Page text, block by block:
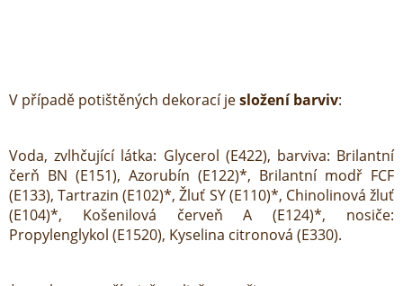
V případě potištěných dekorací jesložení barviv:
Voda, zvlhčující látka: Glycerol (E422), barviva: Brilantní
čerň BN (E151), Azorubín (E122)*, Brilantní modř FCF
(E133), Tartrazin (E102)*, Žluť SY (E110)*, Chinolinová žluť
(E104)*, Košenilová červeň A (E124)*, nosiče:
Propylenglykol (E1520), Kyselina citronová (E330).